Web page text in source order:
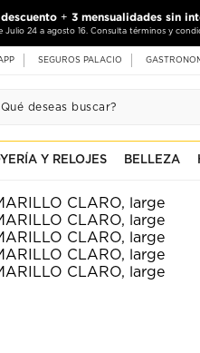
+ 3 mensualidades sin
Julio 24 a agosto 16. Consulta términos y
SEGUROS PALACIO
Y RELOJES BELLEZA